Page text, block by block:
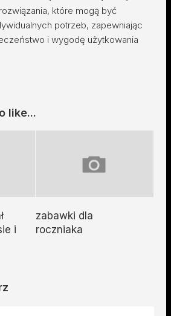
które mogą być
potrzeb, zapewniając
i wygodę użytkowania
like...
i
zabawki dla
roczniaka